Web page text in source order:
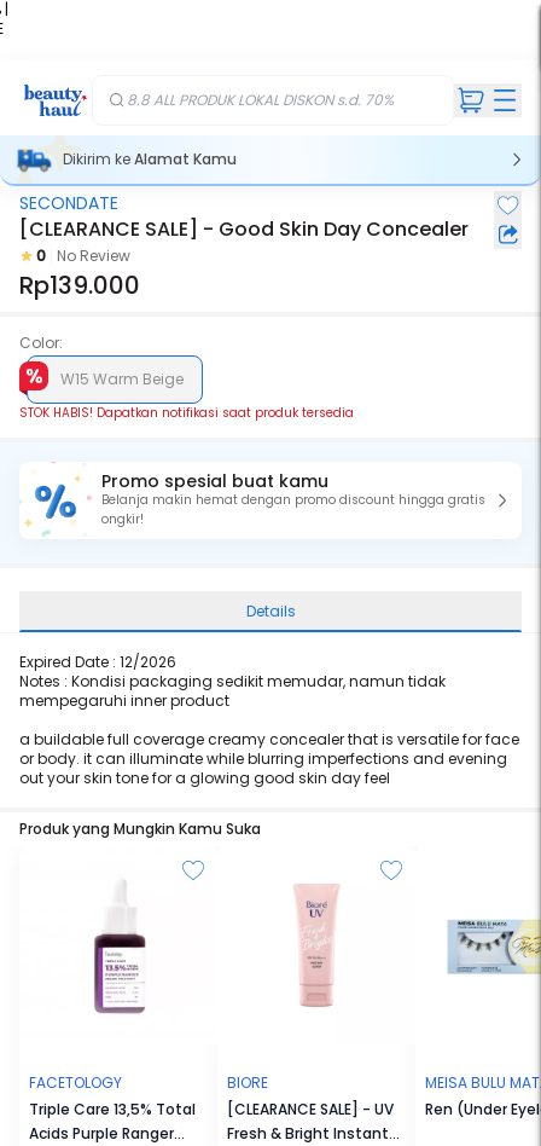
|
8.8 ALL PRODUK LOKAL DISKON s.d. 70%
Dikirim keAlamat Kamu
Stok Habis
SECONDATE
[CLEARANCE SALE] - Good Skin Day Concealer
0 No Review
Rp139.000
Color:
W15 Warm Beige
STOK HABIS! Dapatkan notifikasi saat produk tersedia
Promo spesial buat kamu
Belanja makin hemat dengan promo discount hingga gratis
ongkir!
Details
Expired Date : 12/2026
Notes : Kondisi packaging sedikit memudar, namun tidak
mempegaruhi inner product
a buildable full coverage creamy concealer that is versatile for face
or body. it can illuminate while blurring imperfections and evening
out your skin tone for a glowing good skin day feel
Produk yang Mungkin Kamu Suka
FACETOLOGY
Triple Care 13,5% Total
Acids Purple Ranger
BIORE
[CLEARANCE SALE] - UV
Fresh & Bright Instant
MEISA BULU
Ren (Under